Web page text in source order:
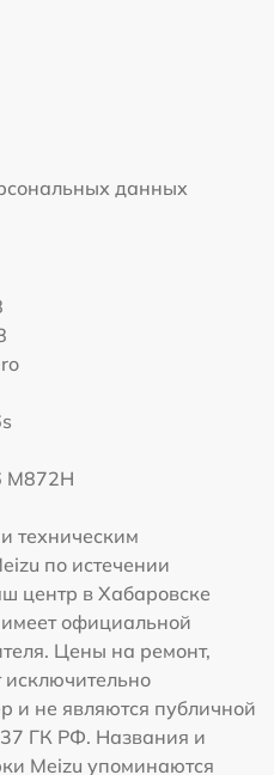
данных
M872H
техническим
по истечении
центр в Хабаровске
официальной
Цены на ремонт,
исключительно
и не являются публичной
ГК РФ. Названия и
Meizu упоминаются